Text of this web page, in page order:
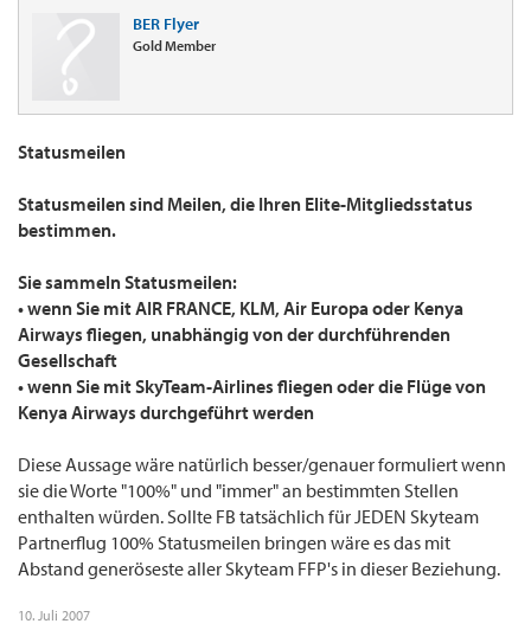
BER Flyer
Gold Member
Statusmeilen
Statusmeilen sind Meilen, die Ihren Elite-Mitgliedsstatus
bestimmen.
Sie sammeln Statusmeilen:
• wenn Sie mit AIR FRANCE, KLM, Air Europa oder Kenya
Airways fliegen, unabhängig von der durchführenden
Gesellschaft
• wenn Sie mit SkyTeam-Airlines fliegen oder die Flüge von
Kenya Airways durchgeführt werden
Diese Aussage wäre natürlich besser/genauer formuliert wenn
sie die Worte "100%" und "immer" an bestimmten Stellen
enthalten würden. Sollte FB tatsächlich für JEDEN Skyteam
Partnerflug 100% Statusmeilen bringen wäre es das mit
Abstand generöseste aller Skyteam FFP's in dieser Beziehung.
10. Juli 2007